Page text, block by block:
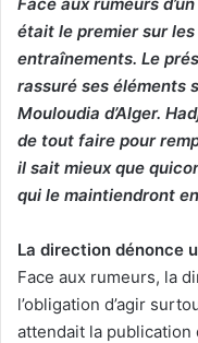
était le premier sur
entraînements. Le
rassuré ses éléments
Mouloudia d’Alger.
de tout faire pour
il sait mieux que
qui le maintiendront
La direction dénonce
Face aux rumeurs, la
l’obligation d’agir
attendait la publication